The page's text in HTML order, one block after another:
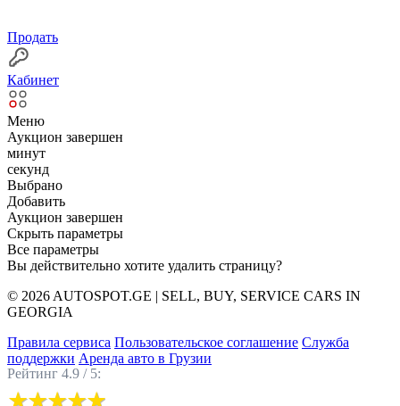
Продать
Кабинет
Меню
Аукцион завершен
минут
секунд
Выбрано
Добавить
Аукцион завершен
Скрыть параметры
Все параметры
Вы действительно хотите удалить страницу?
© 2026 AUTOSPOT.GE | SELL, BUY, SERVICE CARS IN
GEORGIA
Правила сервиса Пользовательское соглашение Служба
поддержки Аренда авто в Грузии
Рейтинг 4.9 / 5: